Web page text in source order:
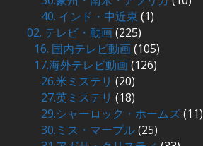
40. インド・中近東 (1)
02. テレビ・動画(225)
16. 国内テレビ動画(105)
17.海外テレビ動画(126)
26.米ミステリ (20)
27.英ミステリ (18)
29.シャーロック・ホームズ(11)
30.ミス・マープル(25)